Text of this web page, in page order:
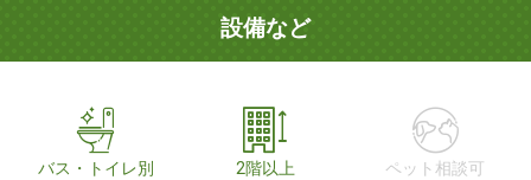
設備など
バス・トイレ別 2階以上 ペット相談可